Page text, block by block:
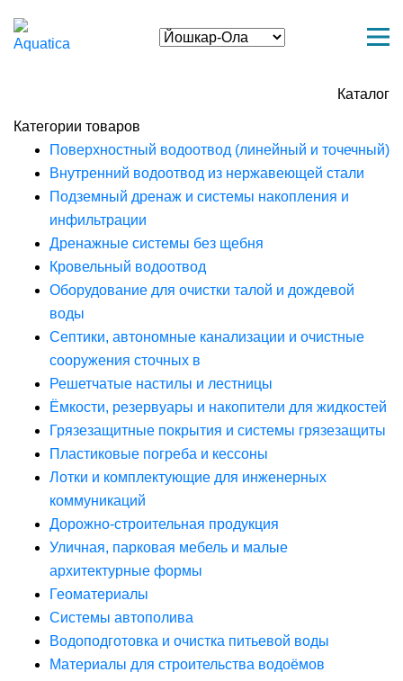
Каталог
Категории товаров
Поверхностный водоотвод (линейный и точечный)
Внутренний водоотвод из нержавеющей стали
Подземный дренаж и системы накопления и
инфильтрации
Дренажные системы без щебня
Кровельный водоотвод
Оборудование для очистки талой и дождевой
воды
Септики, автономные канализации и очистные
сооружения сточных в
Решетчатые настилы и лестницы
Ёмкости, резервуары и накопители для жидкостей
Грязезащитные покрытия и системы грязезащиты
Пластиковые погреба и кессоны
Лотки и комплектующие для инженерных
коммуникаций
Дорожно-строительная продукция
Уличная, парковая мебель и малые
архитектурные формы
Геоматериалы
Системы автополива
Водоподготовка и очистка питьевой воды
Материалы для строительства водоёмов